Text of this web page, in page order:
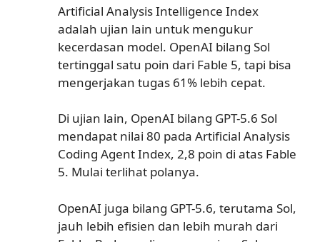
Artificial Analysis Intelligence Index
adalah ujian lain untuk mengukur
kecerdasan model. OpenAI bilang Sol
tertinggal satu poin dari Fable 5, tapi bisa
mengerjakan tugas 61% lebih cepat.
Di ujian lain, OpenAI bilang GPT-5.6 Sol
mendapat nilai 80 pada Artificial Analysis
Coding Agent Index, 2,8 poin di atas Fable
5. Mulai terlihat polanya.
OpenAI juga bilang GPT-5.6, terutama Sol,
jauh lebih efisien dan lebih murah dari